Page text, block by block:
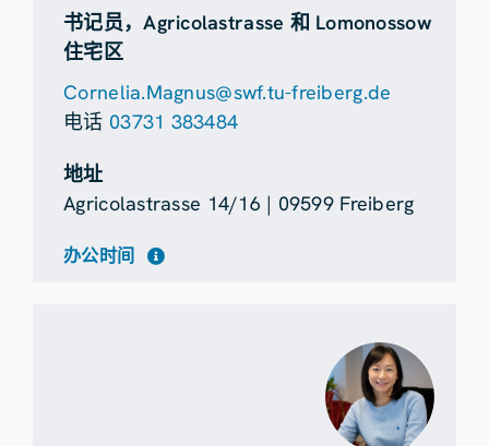
书记员，Agricolastrasse 和 Lomonossow
住宅区
Cornelia.Magnus@swf.tu-freiberg.de
电话 03731 383484
地址
Agricolastrasse 14/16 | 09599 Freiberg
办公时间